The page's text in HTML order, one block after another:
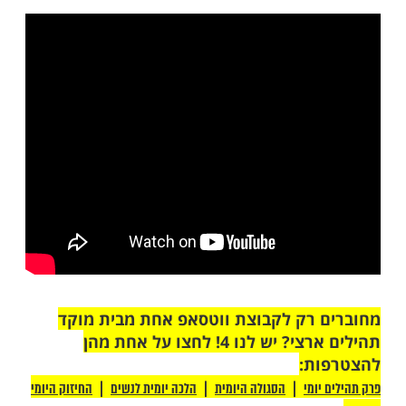
וגידי גוב - "לכל תפילותייך, אמן".
העולם כולו. השבוע קראתי מתוכו את פרק
"מזמור לתודה".